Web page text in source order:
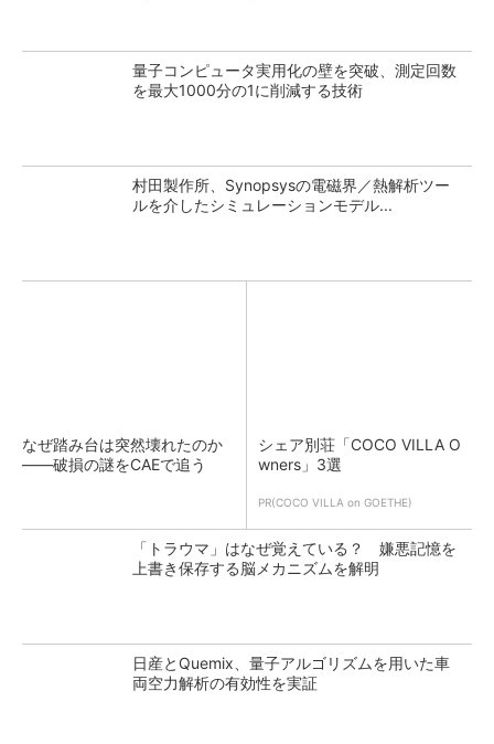
量子コンピュータ実用化の壁を突破、測定回数
を最大1000分の1に削減する技術
村田製作所、Synopsysの電磁界／熱解析ツー
ルを介したシミュレーションモデル...
なぜ踏み台は突然壊れたのか
――破損の謎をCAEで追う
シェア別荘「COCO VILLA O
wners」3選
PR(COCO VILLA on GOETHE)
「トラウマ」はなぜ覚えている？ 嫌悪記憶を
上書き保存する脳メカニズムを解明
日産とQuemix、量子アルゴリズムを用いた車
両空力解析の有効性を実証